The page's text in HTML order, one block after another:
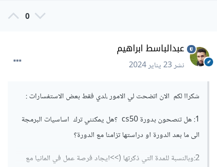
0
عبدالباسط ابراهيم
نشر23 يناير 2024
شكراا لكم الان اتضحت لي الامور ،لدي فقط بعض الاستفسارات
1: هل تنصحون بدورة cs50 ؟هل يمكنني ترك اساسيات البرمجة
الى ما بعد الدورة او دراستها تزامنا مع الدورة؟
2:وبالنسبة للمدة التي ذكرتها (>>ايجاد فرصة عمل في المانيا مع